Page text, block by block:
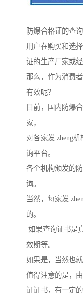
防爆合格证的查
用户在购买和选
证的生产厂家或经
那么，作为消费
有效呢？
目前，国内防爆
家，
对各家发 zheng
询平台。
各个机构颁发的
询。
当然，每家发
的。
如果查询证书是
效期等。
如果是，当然也就
值得注意的是，
证证书，有一定的